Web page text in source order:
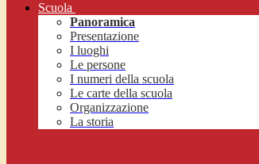
Scuola
Panoramica
Presentazione
I luoghi
Le persone
I numeri della scuola
Le carte della scuola
Organizzazione
La storia